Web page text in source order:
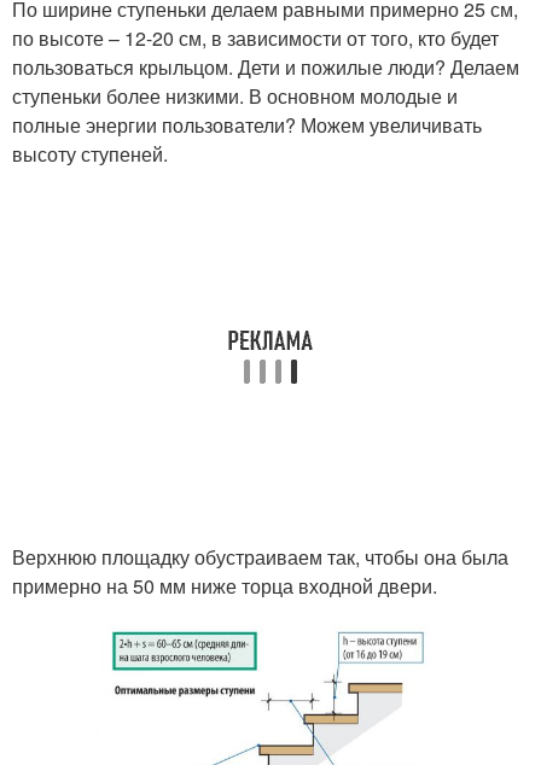
По ширине ступеньки делаем равными примерно 25 см,
по высоте – 12-20 см, в зависимости от того, кто будет
пользоваться крыльцом. Дети и пожилые люди? Делаем
ступеньки более низкими. В основном молодые и
полные энергии пользователи? Можем увеличивать
высоту ступеней.
Верхнюю площадку обустраиваем так, чтобы она была
примерно на 50 мм ниже торца входной двери.